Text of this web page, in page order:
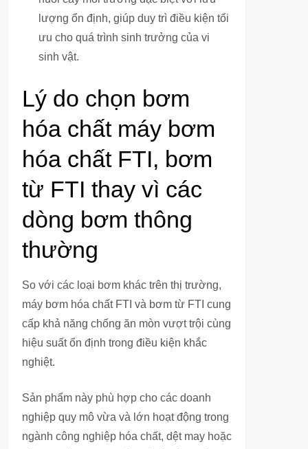
lượng ổn định, giúp duy trì điều kiện tối
ưu cho quá trình sinh trưởng của vi
sinh vật.
Lý do chọn bơm
hóa chất máy bơm
hóa chất FTI, bơm
từ FTI thay vì các
dòng bơm thông
thường
So với các loại bơm khác trên thị trường,
máy bơm hóa chất FTI và bơm từ FTI cung
cấp khả năng chống ăn mòn vượt trội cùng
hiệu suất ổn định trong điều kiện khắc
nghiệt.
Sản phẩm này phù hợp cho các doanh
nghiệp quy mô vừa và lớn hoạt động trong
ngành công nghiệp hóa chất, dệt may hoặc